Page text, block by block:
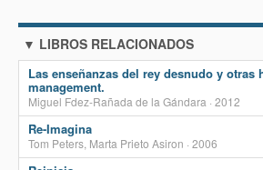
▼ LIBROS RELACIONADOS
Las enseñanzas del rey desnudo y otras
management.
Miguel Fdez-Rañada de la Gándara · 2012
Re-Imagina
Tom Peters, Marta Prieto Asiron · 2006